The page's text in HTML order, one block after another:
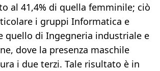
al 41,4% di quella femminile; ciò
i gruppi Informatica e
quello di Ingegneria industriale e
dove la presenza maschile
i due terzi. Tale risultato è in